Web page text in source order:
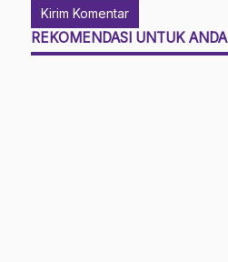
REKOMENDASI UNTUK ANDA